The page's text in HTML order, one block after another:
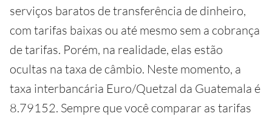
serviços baratos de transferência de dinheiro,
com tarifas baixas ou até mesmo sem a cobrança
de tarifas. Porém, na realidade, elas estão
ocultas na taxa de câmbio. Neste momento, a
taxa interbancária Euro/Quetzal da Guatemala é
8.79152. Sempre que você comparar as tarifas